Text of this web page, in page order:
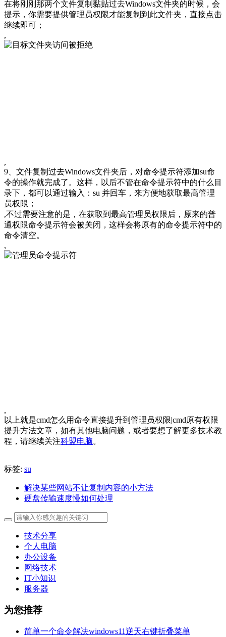
在将刚刚那两个文件复制黏贴过去Windows文件夹的时候，会
提示，你需要提供管理员权限才能复制到此文件夹，直接点击
继续即可；
,
,
9、文件复制过去Windows文件夹后，对命令提示符添加su命
令的操作就完成了。这样，以后不管在命令提示符中的什么目
录下，都可以通过输入：su 并回车，来方便地获取最高管理
员权限；
,不过需要注意的是，在获取到最高管理员权限后，原来的普
通权限命令提示符会被关闭，这样会将原有的命令提示符中的
命令清空。
,
,
以上就是cmd怎么用命令直接提升到管理员权限|cmd原有权限
提升方法文章，如有其他电脑问题，或者要想了解更多技术教
程，请继续关注科盟电脑。
标签: su
解决某些网站不让复制内容的小方法
硬盘传输速度慢如何处理
技术分享
个人电脑
办公设备
网络技术
IT小知识
服务器
为您推荐
简单一个命令解决windows11逆天右键折叠菜单